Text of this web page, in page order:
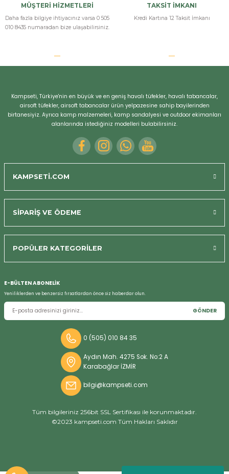
MÜŞTERİ HİZMETLERİ
Daha fazla bilgiye ihtiyacınız varsa 0 505
010 8435 numaradan bize ulaşabilirsiniz.
TAKSİT İMKANI
Kredi Kartına 12 Taksit İmkanı
Kampseti, Türkiye'nin en büyük ve en geniş havalı tüfekler, havalı tabancalar,
airsoft tüfekler, airsoft tabancalar ürün yelpazesine sahip bayilerinden
birtanesiyiz. Ayrıca kamp malzemeleri, kamp sandalyesi ve outdoor ekimanları
alanlarında istediğiniz modelleri bulabilirsiniz.
KAMPSETİ.COM
SİPARİŞ VE ÖDEME
POPÜLER KATEGORİLER
E-BÜLTEN ABONELİK
Yeniliklerden ve benzersiz fırsatlardan önce siz haberdar olun.
GÖNDER
0 (505) 010 84 35
Aydın Mah. 4275 Sok. No:2 A
Karabağlar İZMİR
bilgi@kampseti.com
Tüm bilgileriniz 256bit SSL Sertifikası ile korunmaktadır.
©2023 kampseti.com Tüm Hakları Saklıdır
Bizi Arayın